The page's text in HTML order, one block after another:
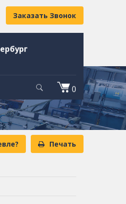
Заказать Звонок
0
Печать